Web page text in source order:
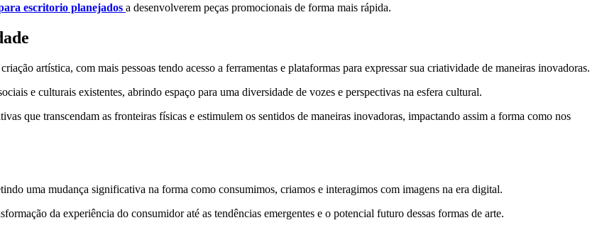
escritorio planejados a desenvolverem peças promocionais de forma mais rápida.
artística, com mais pessoas tendo acesso a ferramentas e plataformas para expressar sua criatividade de maneiras inovadoras.
e culturais existentes, abrindo espaço para uma diversidade de vozes e perspectivas na esfera cultural.
que transcendam as fronteiras físicas e estimulem os sentidos de maneiras inovadoras, impactando assim a forma como nos
uma mudança significativa na forma como consumimos, criamos e interagimos com imagens na era digital.
da experiência do consumidor até as tendências emergentes e o potencial futuro dessas formas de arte.